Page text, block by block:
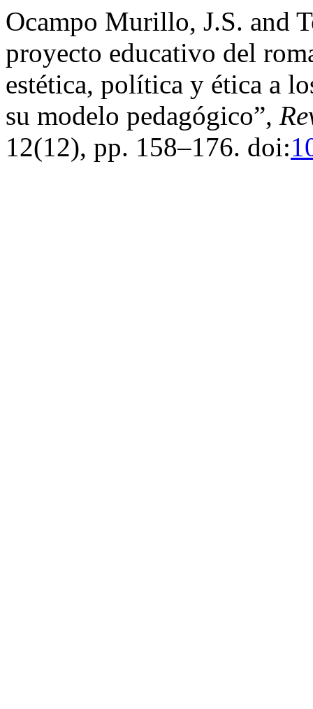
Ocampo Murillo, J.S. and
proyecto educativo del
estética, política y ética a
su modelo pedagógico”,
12(12), pp. 158–176. doi: